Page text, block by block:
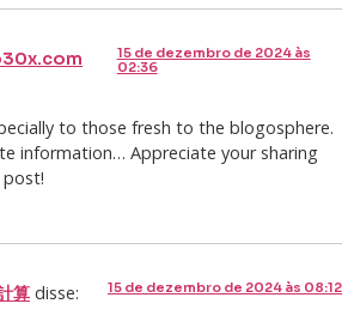
15 de dezembro de 2024 às
02:36
to those fresh to the blogosphere.
information… Appreciate your sharing
算 disse: 15 de dezembro de 2024 às 08:12